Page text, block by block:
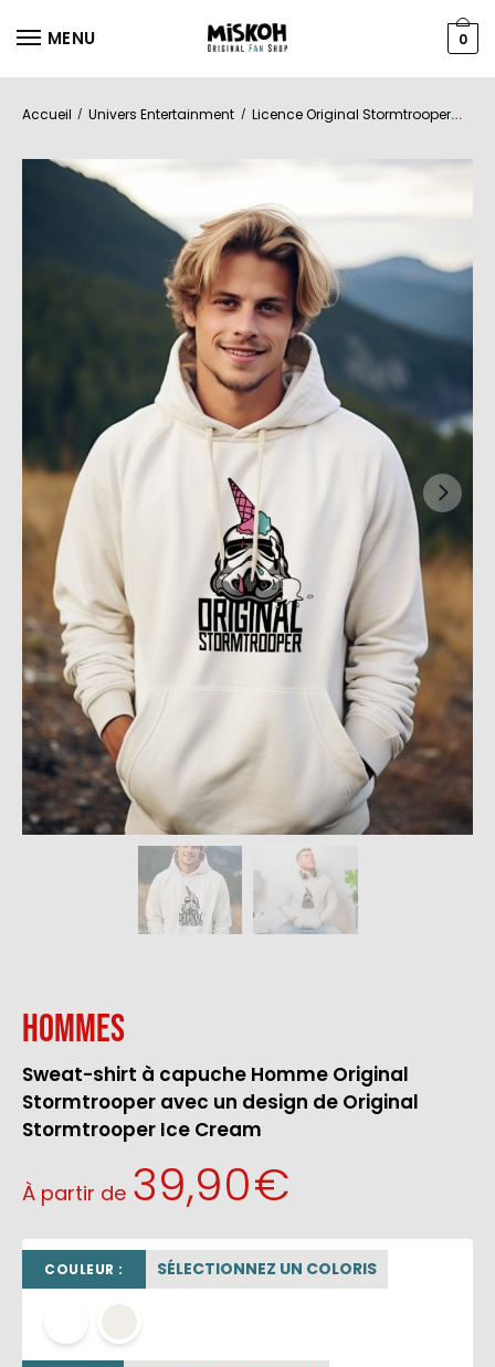
MENU 0
Accueil / Univers Entertainment / Licence Original Stormtrooper
Hommes
Sweat-shirt à capuche Homme Original
Stormtrooper avec un design de Original
Stormtrooper Ice Cream
À partir de 39,90€
COULEUR : SÉLECTIONNEZ UN COLORIS